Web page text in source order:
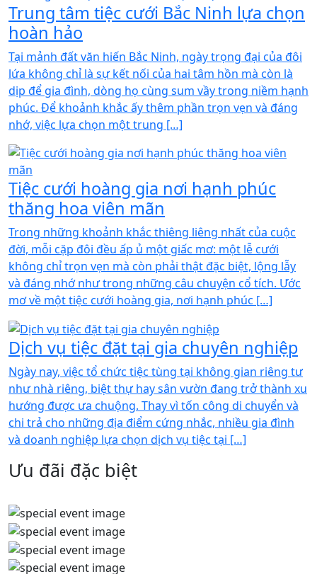
Trung tâm tiệc cưới Bắc Ninh lựa chọn
hoàn hảo
Tại mảnh đất văn hiến Bắc Ninh, ngày trọng đại của đôi
lứa không chỉ là sự kết nối của hai tâm hồn mà còn là
dịp để gia đình, dòng họ cùng sum vầy trong niềm hạnh
phúc. Để khoảnh khắc ấy thêm phần trọn vẹn và đáng
nhớ, việc lựa chọn một trung […]
Tiệc cưới hoàng gia nơi hạnh phúc
thăng hoa viên mãn
Trong những khoảnh khắc thiêng liêng nhất của cuộc
đời, mỗi cặp đôi đều ấp ủ một giấc mơ: một lễ cưới
không chỉ trọn vẹn mà còn phải thật đặc biệt, lộng lẫy
và đáng nhớ như trong những câu chuyện cổ tích. Ước
mơ về một tiệc cưới hoàng gia, nơi hạnh phúc […]
Dịch vụ tiệc đặt tại gia chuyên nghiệp
Ngày nay, việc tổ chức tiệc tùng tại không gian riêng tư
như nhà riêng, biệt thự hay sân vườn đang trở thành xu
hướng được ưa chuộng. Thay vì tốn công di chuyển và
chi trả cho những địa điểm cứng nhắc, nhiều gia đình
và doanh nghiệp lựa chọn dịch vụ tiệc tại […]
Ưu đãi đặc biệt